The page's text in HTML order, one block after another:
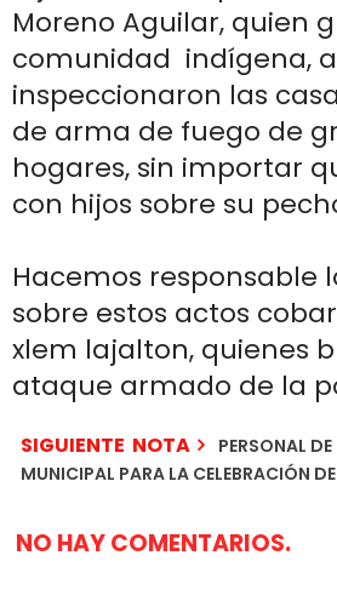
Moreno Aguilar, quien
comunidad indígena,
inspeccionaron las
de arma de fuego de
hogares, sin importar
con hijos sobre su
Hacemos responsable
sobre estos actos
xlem lajalton, quienes
ataque armado de la
SIGUIENTE NOTA
PERSONAL
MUNICIPAL PARA LA CELEBRACIÓN
NO HAY COMENTARIOS.